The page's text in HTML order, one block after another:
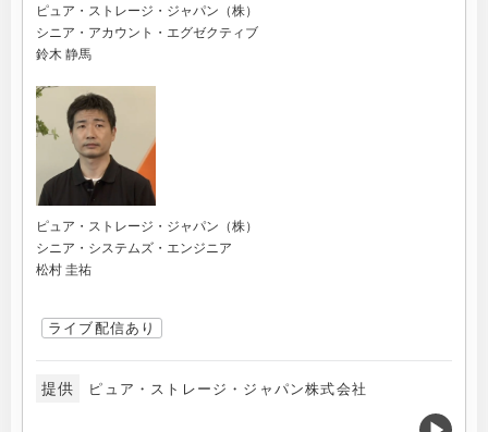
ピュア・ストレージ・ジャパン（株）
シニア・アカウント・エグゼクティブ
鈴木 静馬
ピュア・ストレージ・ジャパン（株）
シニア・システムズ・エンジニア
松村 圭祐
ライブ配信あり
提供 ピュア・ストレージ・ジャパン株式会社